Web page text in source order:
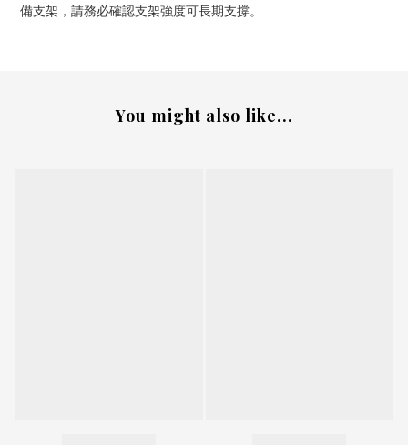
備支架，請務必確認支架強度可長期支撐。
You might also like...